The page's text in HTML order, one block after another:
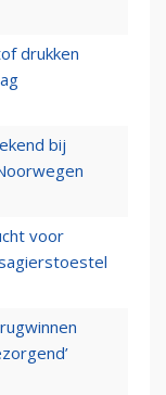
drukken
bij
voor